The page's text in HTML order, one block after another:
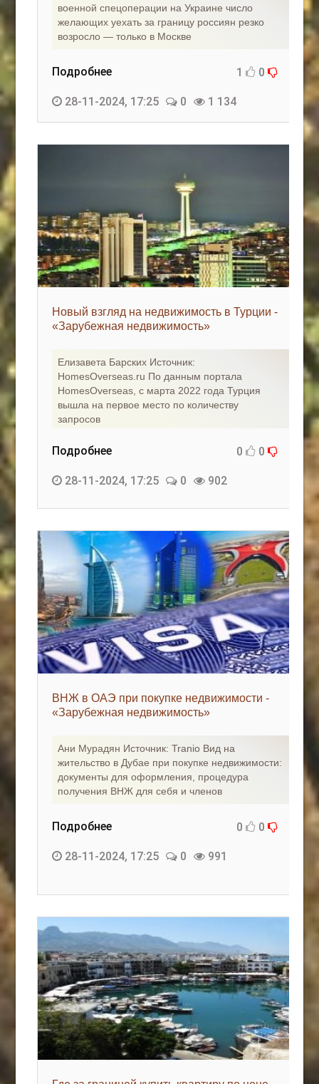
военной спецоперации на Украине число
желающих уехать за границу россиян резко
возросло — только в Москве
Подробнее 1 0
28-11-2024, 17:25 0 1 134
Новый взгляд на недвижимость в Турции -
«Зарубежная недвижимость»
Елизавета Барских Источник:
HomesOverseas.ru По данным портала
HomesOverseas, с марта 2022 года Турция
вышла на первое место по количеству
запросов
Подробнее 0 0
28-11-2024, 17:25 0 902
ВНЖ в ОАЭ при покупке недвижимости -
«Зарубежная недвижимость»
Ани Мурадян Источник: Tranio Вид на
жительство в Дубае при покупке недвижимости:
документы для оформления, процедура
получения ВНЖ для себя и членов
Подробнее 0 0
28-11-2024, 17:25 0 991